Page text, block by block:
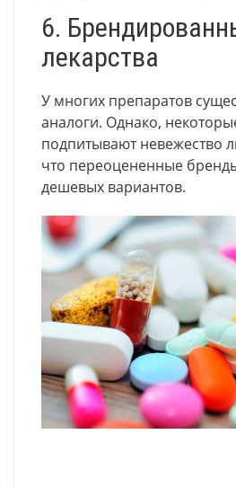
6.
лекарства
У многих препаратов
аналоги. Однако,
подпитывают невежество
что переоцененные
дешевых вариантов.